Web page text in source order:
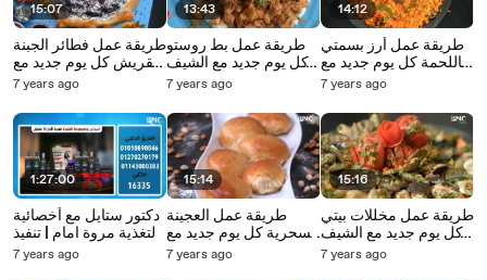
15:07
طريقة عمل فطائر الجبنة
القريش كل يوم جديد مع
الشيف محمد إبراهيم
7 years ago
1:27:00
دكتور ستايل مع أخصائية
التغذية مروة امام | تنفيذ
مبادرة مروة امام عملي
7 years ago
13:43
طريقة عمل بط روستو
كل يوم جديد مع الشيف
محمد إبراهيم
7 years ago
15:14
طريقة عمل العجينة
السحرية كل يوم جديد مع
الشيف محمد إبرهيم
7 years ago
14:12
طريقة عمل أرز بسمتي
باللحمة كل يوم جديد مع
الشيف محمد إبراهيم
7 years ago
15:16
طريقة عمل مخللات بيتي
كل يوم جديد مع الشيف
محمد إبراهيم
7 years ago